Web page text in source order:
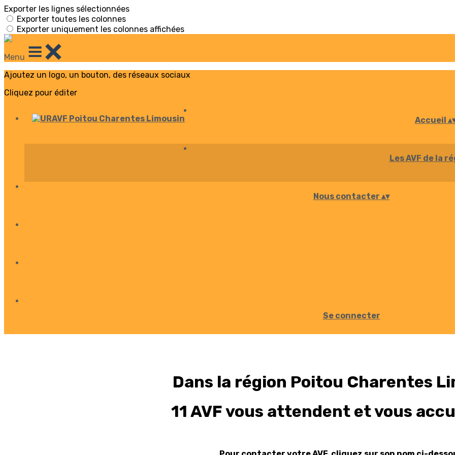
Exporter les lignes sélectionnées
Exporter toutes les colonnes
Exporter uniquement les colonnes affichées
Menu
Ajoutez un logo, un bouton, des réseaux sociaux
Cliquez pour éditer
Accueil ▴
Les AVF de la
Nous contacter ▴▾
Se connecter
Dans la région Poitou Charentes
11 AVF vous attendent et vous